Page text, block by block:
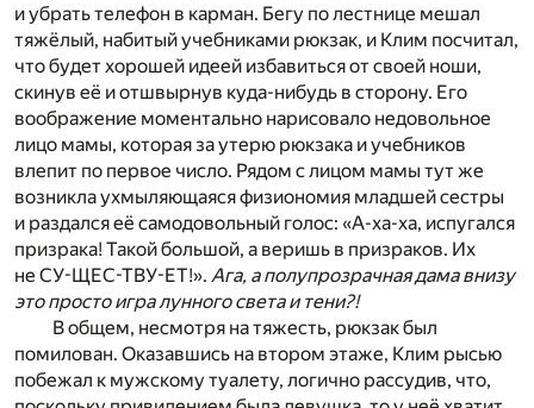
и убрать телефон в карман. Бегу по лестнице мешал
тяжёлый, набитый учебниками рюкзак, и Клим посчитал,
что будет хорошей идеей избавиться от своей ноши,
скинув её и отшвырнув куда-нибудь в сторону. Его
воображение моментально нарисовало недовольное
лицо мамы, которая за утерю рюкзака и учебников
влепит по первое число. Рядом с лицом мамы тут же
возникла ухмыляющаяся физиономия младшей сестры
и раздался её самодовольный голос: «А-ха-ха, испугался
призрака! Такой большой, а веришь в призраков. Их
не СУ-ЩЕС-ТВУ-ЕТ!». Ага, а полупрозрачная дама внизу
это просто игра лунного света и тени?!
В общем, несмотря на тяжесть, рюкзак был
помилован. Оказавшись на втором этаже, Клим рысью
побежал к мужскому туалету, логично рассудив, что,